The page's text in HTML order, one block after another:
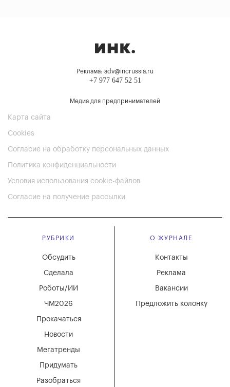
Реклама: adv@incrussia.ru
+7 977 647 52 51
Медиа для предпринимателей
Карта сайта
Cookies
Согласие на обработку персональных данных
Политика конфиденциальности
Условия использования cookie-файлов
Согласие на получение рассылки
РУБРИКИ
Мегатренды
Придумать
Разобраться
Новости
Обсудить
Сделала
Роботы/ИИ
ЧМ2026
Прокачаться
О ЖУРНАЛЕ
Вакансии
Реклама
Контакты
Предложить колонку